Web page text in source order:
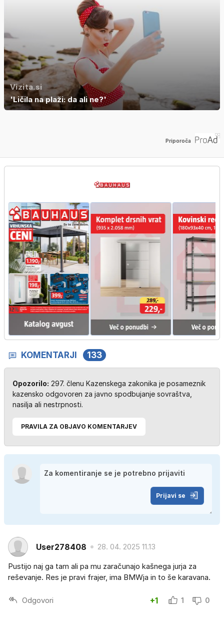
Vizita.si
'Ličila na plaži: da ali ne?'
Priporoča
KOMENTARJI 133
Opozorilo: 297. členu Kazenskega zakonika je posameznik
kazensko odgovoren za javno spodbujanje sovraštva,
nasilja ali nestrpnosti.
PRAVILA ZA OBJAVO KOMENTARJEV
Prijavi se
User278408 28. 04. 2025 11.13
Pustijo naj ga tam ali pa mu zaračunajo kašnega jurja za
reševanje. Res je pravi frajer, ima BMWja in to še karavana.
Odgovori +1 1 0